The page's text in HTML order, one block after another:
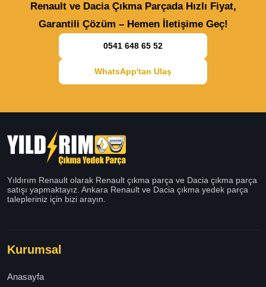
Renault ve Dacia Çıkma Parçada Hızlı Fiyat,
Garantili Çözüm – Hemen İletişime Geç!
0541 648 65 52
WhatsApp'tan Ulaş
Yıldırım Renault olarak Renault çıkma parça ve Dacia çıkma parça
satışı yapmaktayız. Ankara Renault ve Dacia çıkma yedek parça
talepleriniz için bizi arayın.
Kurumsal
Anasayfa